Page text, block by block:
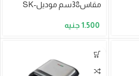
مقاس38سم موديلSK-
1.500